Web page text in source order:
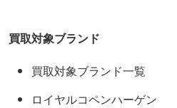
買取対象ブランド
買取対象ブランド一覧
ロイヤルコペンハーゲン